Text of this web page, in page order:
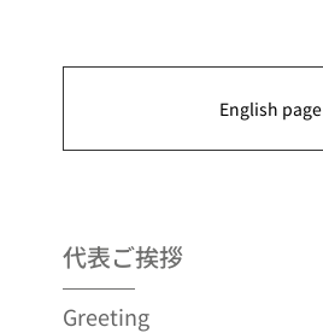
English page
代表ご挨拶
Greeting